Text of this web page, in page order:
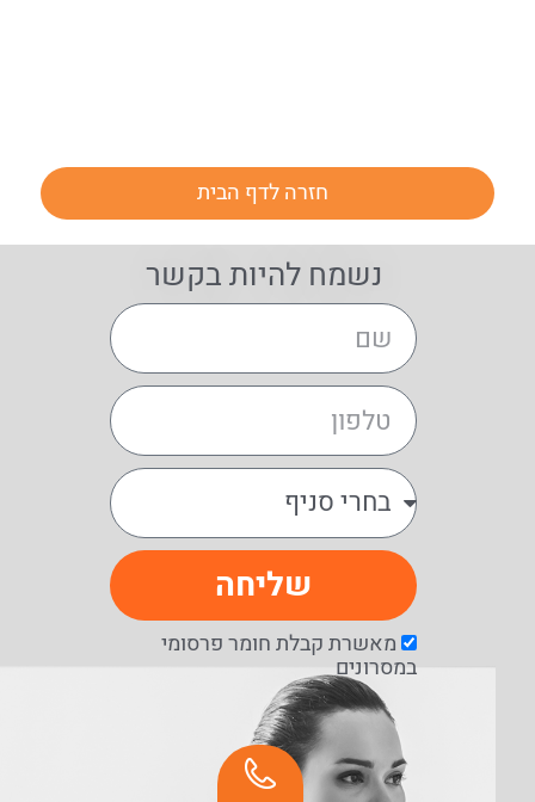
חזרה לדף הבית
נשמח להיות בקשר
מאשרת קבלת חומר פרסומי
במסרונים
שליחה